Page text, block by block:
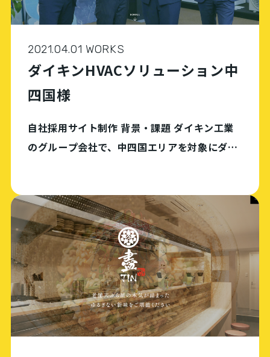
2021.04.01 WORKS
ダイキンHVACソリューション中
四国様
自社採用サイト制作 背景・課題 ダイキン工業
のグループ会社で、中四国エリアを対象にダイ
ージがなかったが、採用広報活動を強化するた
め自社採 […]